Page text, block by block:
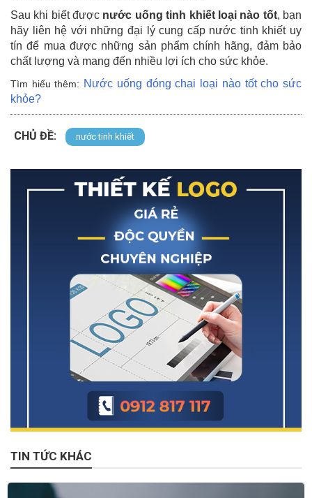
Sau khi biết được nước uống tinh khiết loại nào tốt, bạn
hãy liên hệ với những đại lý cung cấp nước tinh khiết uy
tín để mua được những sản phẩm chính hãng, đảm bảo
chất lượng và mang đến nhiều lợi ích cho sức khỏe.
Tìm hiểu thêm: Nước uống đóng chai loại nào tốt cho sức
khỏe?
CHỦ ĐỀ: nước tinh khiết
TIN TỨC KHÁC